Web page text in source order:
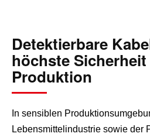
Detektierbare
höchste
Produktion
In sensiblen
Lebensmittelindustrie sowie der